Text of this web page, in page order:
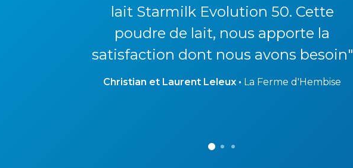
lait Starmilk Evolution 50. Cette
poudre de lait, nous apporte la
satisfaction dont nous avons besoin"
Christian et Laurent Leleux • La Ferme d'Hembise